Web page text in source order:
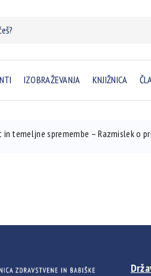
IZOBRAŽEVANJA KNJIŽNICA
temeljne spremembe – Razmislek o